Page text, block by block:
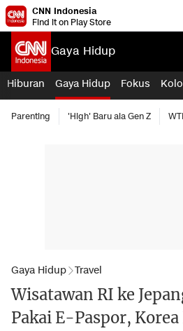
CNN Indonesia
Find it on Play Store
Gaya Hidup
Hiburan Gaya Hidup Fokus
Parenting 'High' Baru ala Gen Z
Gaya Hidup Travel
Wisatawan RI ke
Pakai E-Paspor, Korea